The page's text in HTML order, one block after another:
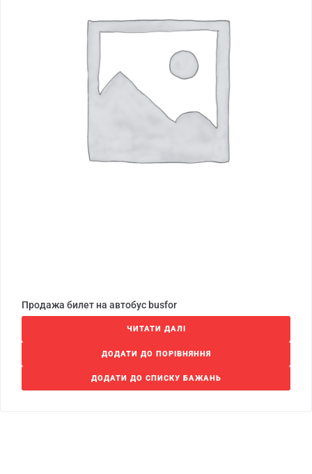
Продажа билет на автобус busfor
ЧИТАТИ ДАЛІ
ДОДАТИ ДО ПОРІВНЯННЯ
ДОДАТИ ДО СПИСКУ БАЖАНЬ